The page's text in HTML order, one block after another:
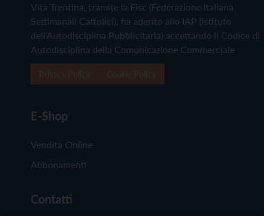
Vita Trentina, tramite la Fisc (Federazione Italiana
Settimanali Cattolici), ha aderito allo IAP (Istituto
dell'Autodisciplina Pubblicitaria) accettando il Codice di
Autodisciplina della Comunicazione Commerciale
E-Shop
Vendita Online
Abbonamenti
Contatti